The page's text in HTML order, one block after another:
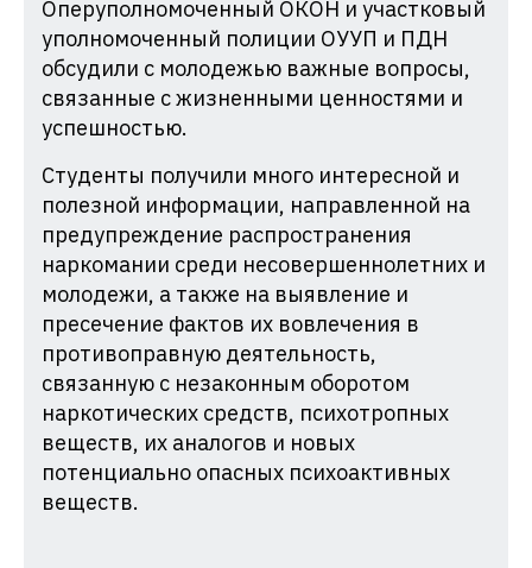
Оперуполномоченный ОКОН и участковый
уполномоченный полиции ОУУП и ПДН
обсудили с молодежью важные вопросы,
связанные с жизненными ценностями и
успешностью.
Студенты получили много интересной и
полезной информации, направленной на
предупреждение распространения
наркомании среди несовершеннолетних и
молодежи, а также на выявление и
пресечение фактов их вовлечения в
противоправную деятельность,
связанную с незаконным оборотом
наркотических средств, психотропных
веществ, их аналогов и новых
потенциально опасных психоактивных
веществ.